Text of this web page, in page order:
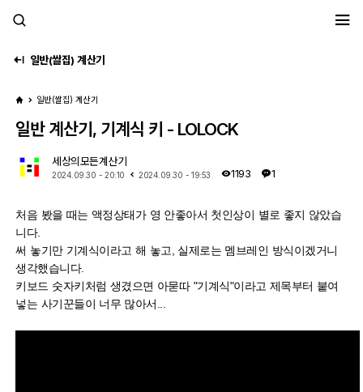
일반(쌀집) 계산기
일반(쌀집) 계산기
일반 계산기, 기계식 키 - LOLOCK
세상의모든계산기
2024.09.30 - 20:10 2024.09.30 - 19:53 1193 1
처음 봤을 때는 액정상태가 영 안좋아서 첫인상이 별로 좋지 않았습
니다.
써 놓기만 기계식이라고 해 놓고, 실제로는 멤브레인 방식이겠거니
생각했습니다.
키보드 숫자키처럼 생겼으면 아묻따 "기계식"이라고 제목부터 붙여
넣는 사기꾼들이 너무 많아서...